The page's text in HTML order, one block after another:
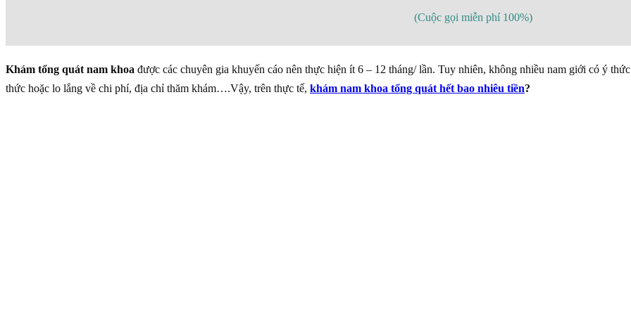
(Cuộc gọi miễn phí 100%)
Khám tổng quát nam khoa được các chuyên gia khuyến cáo nên thực hiện ít 6 – 12 tháng/ lần. Tuy nhiên, không nhiều nam giới có ý
thức hoặc lo lắng về chi phí, địa chỉ thăm khám….Vậy, trên thực tế, khám nam khoa tổng quát hết bao nhiêu tiền?